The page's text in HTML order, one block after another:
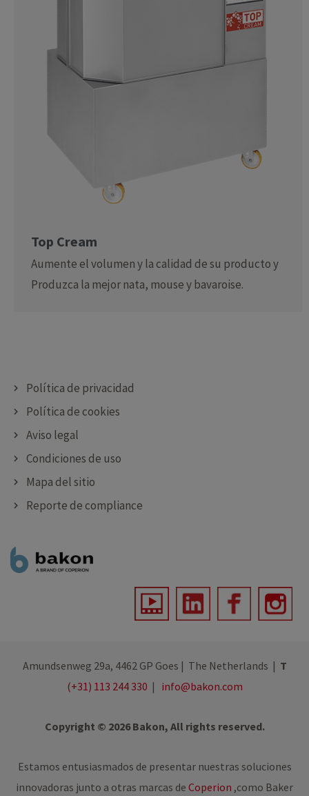
Top Cream
Aumente el volumen y la calidad de su producto y
Produzca la mejor nata, mouse y bavaroise.
Política de privacidad
Política de cookies
Aviso legal
Condiciones de uso
Mapa del sitio
Reporte de compliance
Amundsenweg 29a, 4462 GP Goes | The Netherlands | T
(+31) 113 244 330 | info@bakon.com
Copyright © 2026 Bakon, All rights reserved.
Estamos entusiasmados de presentar nuestras soluciones
innovadoras junto a otras marcas de Coperion ,como Baker